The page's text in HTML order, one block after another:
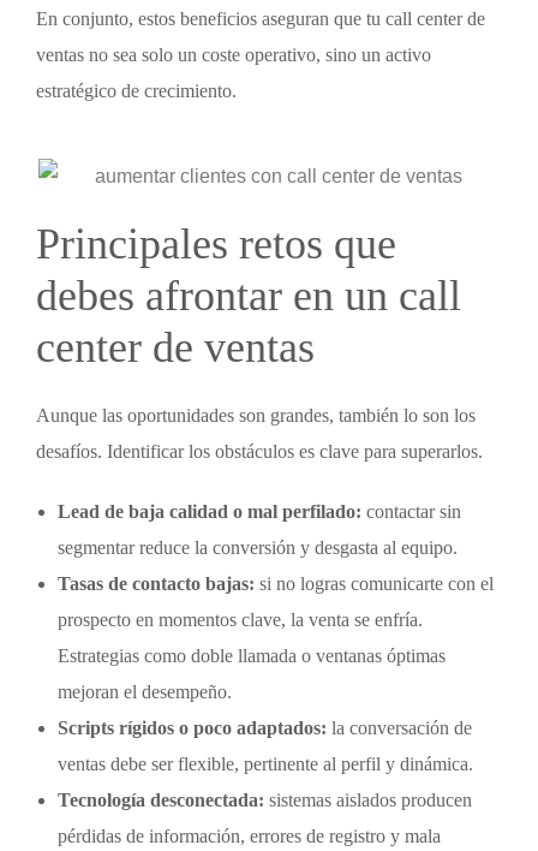
En conjunto, estos beneficios aseguran que tu call center de
ventas no sea solo un coste operativo, sino un activo
estratégico de crecimiento.
Principales retos que
debes afrontar en un call
center de ventas
Aunque las oportunidades son grandes, también lo son los
desafíos. Identificar los obstáculos es clave para superarlos.
Lead de baja calidad o mal perfilado: contactar sin
segmentar reduce la conversión y desgasta al equipo.
Tasas de contacto bajas: si no logras comunicarte con el
prospecto en momentos clave, la venta se enfría.
Estrategias como doble llamada o ventanas óptimas
mejoran el desempeño.
Scripts rígidos o poco adaptados: la conversación de
ventas debe ser flexible, pertinente al perfil y dinámica.
Tecnología desconectada: sistemas aislados producen
pérdidas de información, errores de registro y mala